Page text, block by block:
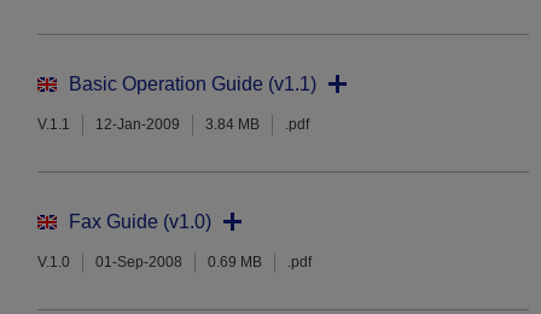
Basic Operation Guide (v1.1)
V.1.1 12-Jan-2009 3.84 MB .pdf
Fax Guide (v1.0)
V.1.0 01-Sep-2008 0.69 MB .pdf